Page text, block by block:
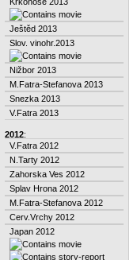
Krkonose 2013
Ještěd 2013
Slov. vinohr.2013
Nižbor 2013
M.Fatra-Stefanova 2013
Snezka 2013
V.Fatra 2013
2012:
V.Fatra 2012
N.Tarty 2012
Zahorska Ves 2012
Splav Hrona 2012
M.Fatra-Stefanova 2012
Cerv.Vrchy 2012
Japan 2012